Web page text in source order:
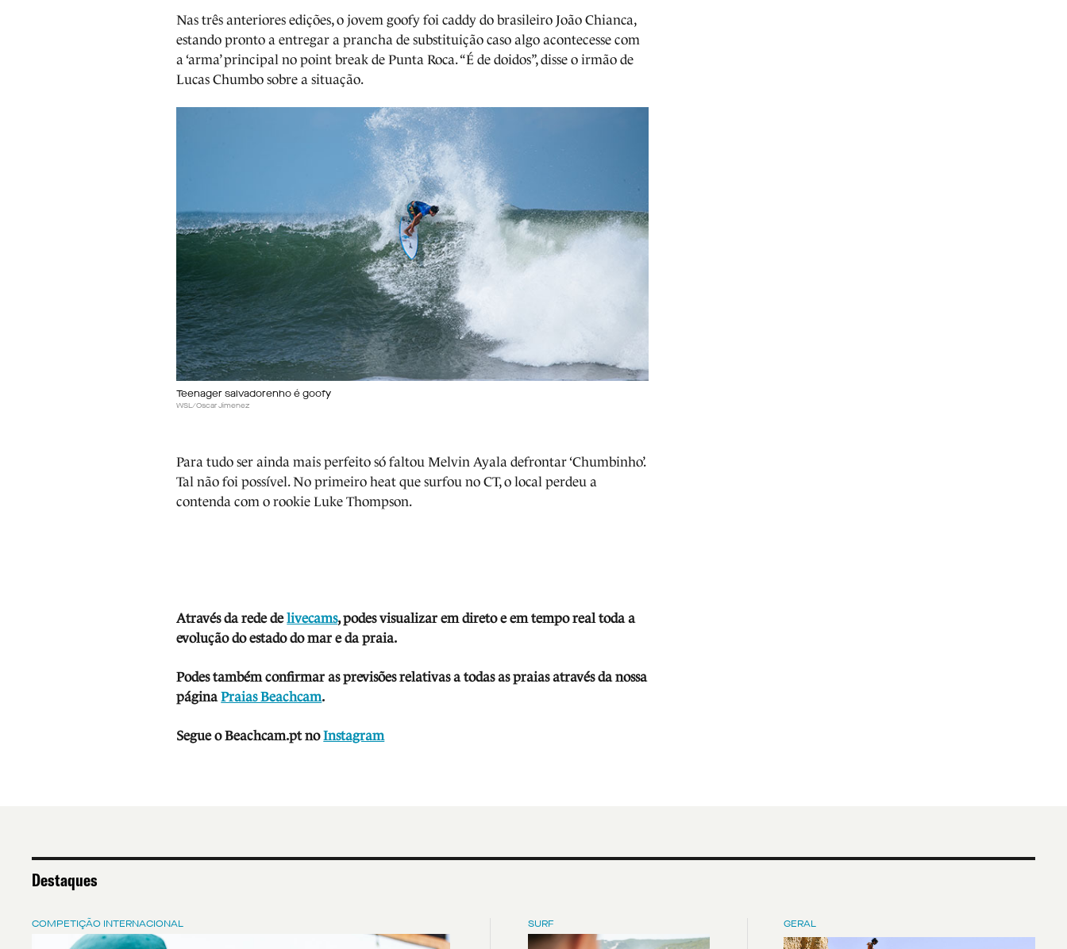
Nas três anteriores edições, o jovem goofy foi caddy do brasileiro João Chianca,
estando pronto a entregar a prancha de substituição caso algo acontecesse com
a ‘arma’ principal no point break de Punta Roca. “É de doidos”, disse o irmão de
Lucas Chumbo sobre a situação.
Teenager salvadorenho é goofy
WSL/Oscar Jimenez
Para tudo ser ainda mais perfeito só faltou Melvin Ayala defrontar ‘Chumbinho’.
Tal não foi possível. No primeiro heat que surfou no CT, o local perdeu a
contenda com o rookie Luke Thompson.
Através da rede delivecams, podes visualizar em direto e em tempo real toda a
evolução do estado do mar e da praia.
Podes também confirmar as previsões relativas a todas as praias através da nossa
páginaPraias Beachcam.
Segue o Beachcam.pt no Instagram
Destaques
COMPETIÇÃO INTERNACIONAL SURF GERAL